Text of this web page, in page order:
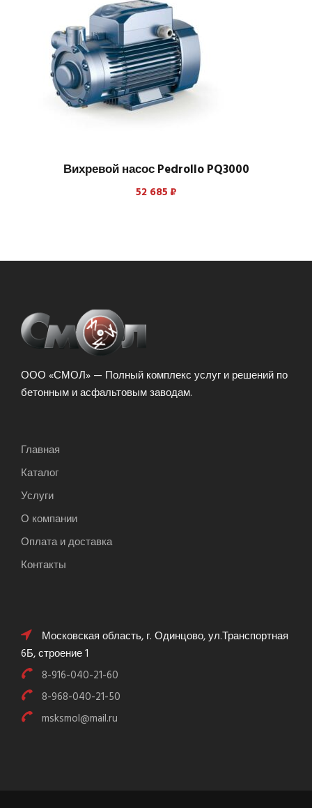
Вихревой насос Pedrollo PQ3000
52 685₽
ООО «СМОЛ» — Полный комплекс услуг и решений по
бетонным и асфальтовым заводам.
Главная
Каталог
Услуги
О компании
Оплата и доставка
Контакты
Московская область, г. Одинцово, ул.Транспортная
6Б, строение 1
8-916-040-21-60
8-968-040-21-50
msksmol@mail.ru